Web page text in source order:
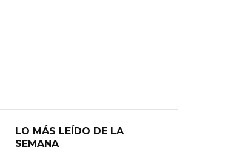
LO MÁS LEÍDO DE LA
SEMANA